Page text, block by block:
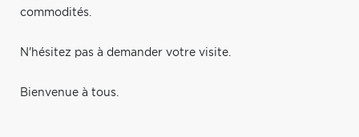
commodités.
N'hésitez pas à demander votre visite.
Bienvenue à tous.